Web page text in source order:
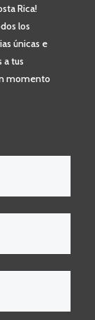
Rica!
los
únicas e
a tus
momento